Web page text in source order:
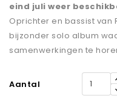
eind juli weer
Oprichter en bassist van
bijzonder solo album
samenwerkingen te
Aantal